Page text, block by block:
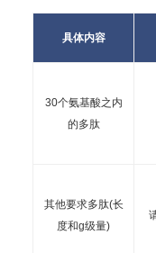
具体内容
30个氨基酸之内
的多肽
其他要求多肽(长
度和g级量)